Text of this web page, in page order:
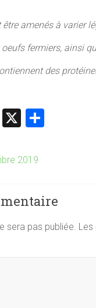
amenés à varier
fermiers, ainsi
des
Pi X
er
2019
sera pas publiée. Les